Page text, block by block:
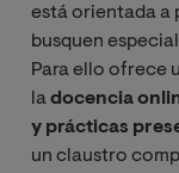
está orientada a
busquen
Para ello ofrece
ladocencia
y prácticas
un claustro